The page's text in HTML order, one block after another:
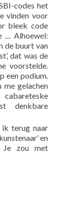
codes het
vinden voor
bleek code
… Alhoewel:
de buurt van
dat was de
voorstelde.
een podium.
gelachen
denkbare
terug naar
en
Je zou met